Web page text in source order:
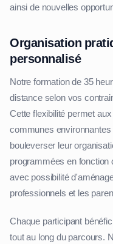
ainsi de nouvelles
Organisation
personnalisé
Notre formation de 35
distance selon vos
Cette flexibilité permet
communes
bouleverser leur
programmées en fonction
avec possibilité
professionnels et les
Chaque participant
tout au long du parcours.